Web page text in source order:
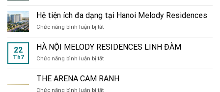
Xiển
ÁN
VLASTA
SẦM
Hệ tiện ích đa dạng tại Hanoi Melody Residences
Chức năng bình luận bị tắtở
tiện
ích
đa
tại
22
Th7
HÀ NỘI MELODY RESIDENCES LINH ĐÀM
Chức năng bình luận bị tắtở
NỘI
MELODY
THE ARENA CAM RANH
Chức năng bình luận bị tắtở